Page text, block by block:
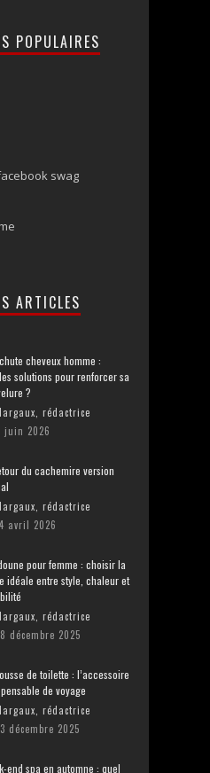
POPULAIRES
swag
ARTICLES
cheveux homme :
solutions pour renforcer sa
?
rédactrice
juin 2026
du cachemire version
rédactrice
avril 2026
pour femme : choisir la
idéale entre style, chaleur et
rédactrice
décembre 2025
de toilette : l’accessoire
de voyage
rédactrice
décembre 2025
end spa en automne : quel